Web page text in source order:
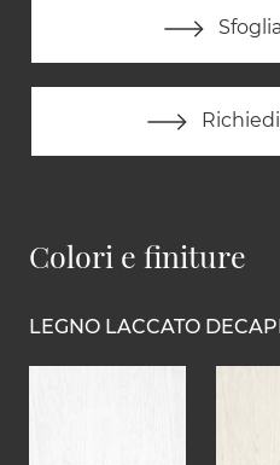
Colori e finiture
LEGNO LACCATO